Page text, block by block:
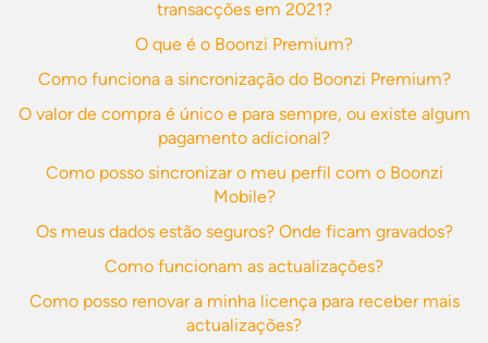
transacções em 2021?
O que é o Boonzi Premium?
Como funciona a sincronização do Boonzi Premium?
O valor de compra é único e para sempre, ou existe algum
pagamento adicional?
Como posso sincronizar o meu perfil com o Boonzi
Mobile?
Os meus dados estão seguros? Onde ficam gravados?
Como funcionam as actualizações?
Como posso renovar a minha licença para receber mais
actualizações?